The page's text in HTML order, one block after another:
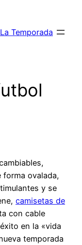
Temporada
ovalada,
y se
camisetas de
con cable
en la «vida
temporada